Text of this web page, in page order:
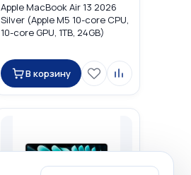
Apple MacBook Air 13 2026
Silver (Apple M5 10-core CPU,
10-core GPU, 1TB, 24GB)
В корзину